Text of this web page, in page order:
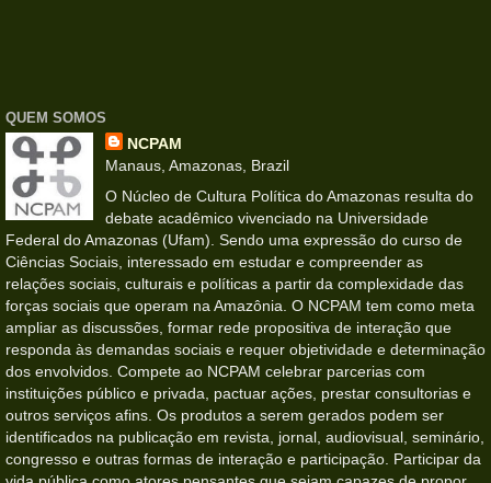
QUEM SOMOS
NCPAM
Manaus, Amazonas, Brazil
O Núcleo de Cultura Política do Amazonas resulta do
debate acadêmico vivenciado na Universidade
Federal do Amazonas (Ufam). Sendo uma expressão do curso de
Ciências Sociais, interessado em estudar e compreender as
relações sociais, culturais e políticas a partir da complexidade das
forças sociais que operam na Amazônia. O NCPAM tem como meta
ampliar as discussões, formar rede propositiva de interação que
responda às demandas sociais e requer objetividade e determinação
dos envolvidos. Compete ao NCPAM celebrar parcerias com
instituições público e privada, pactuar ações, prestar consultorias e
outros serviços afins. Os produtos a serem gerados podem ser
identificados na publicação em revista, jornal, audiovisual, seminário,
congresso e outras formas de interação e participação. Participar da